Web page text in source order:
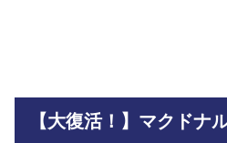
【大復活！】マクドナ